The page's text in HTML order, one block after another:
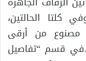
الحالتين،
من أرقى
قسم “تفاصيل